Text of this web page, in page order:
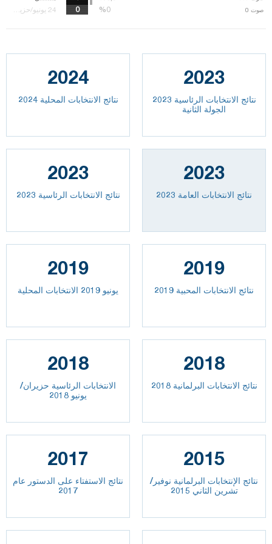
%0 0 صوت %0
2024
نتائج الانتخابات المحلية 2024
2023
نتائج الانتخابات الرئاسية 2023
الجولة الثانية
2023
نتائج الانتخابات الرئاسية 2023
2023
2023 نتائج الانتخابات العامة
2019
يونيو 2019 الانتخابات المحلية
2019
نتائج الانتخابات المحبية 2019
2018
الانتخابات الرئاسية حزيران/
يونيو 2018
2018
نتائج الانتخابات البرلمانية 2018
2017
نتائج الاستفتاء على الدستور عام
2017
2015
نتائج الإنتخابات البرلمانية نوفير/
تشرين الثاني 2015